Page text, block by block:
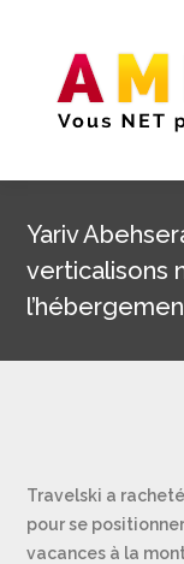
Yariv
verticalisons
Travelski a
pour se
vacances à la